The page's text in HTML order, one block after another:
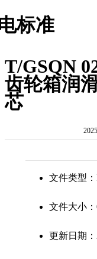
标准
T/GSQN
齿轮箱润
芯
文件类型
文件大小
更新日期：